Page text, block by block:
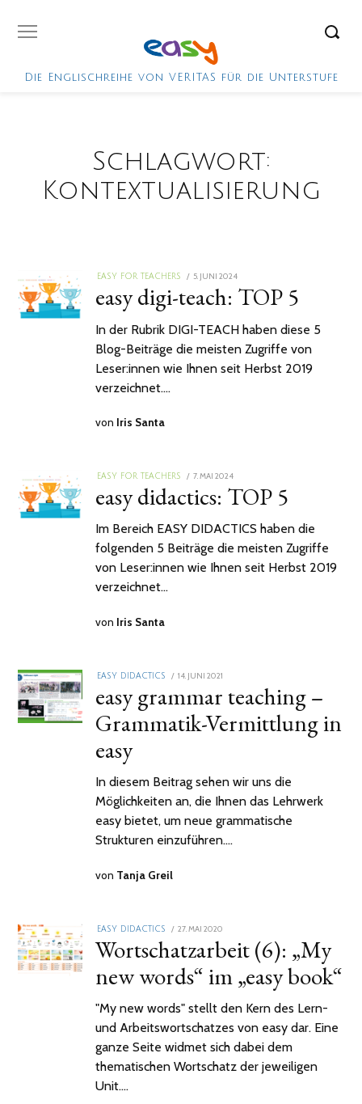
Die Englischreihe von VERITAS für die Unterstufe
Schlagwort:
Kontextualisierung
EASY FOR TEACHERS
POSTED
5. JUNI 2024
easy digi-teach: TOP 5
In der Rubrik DIGI-TEACH haben diese 5
Blog-Beiträge die meisten Zugriffe von
Leser:innen wie Ihnen seit Herbst 2019
verzeichnet.…
von Iris Santa
EASY FOR TEACHERS
POSTED
7. MAI 2024
MAI
2024
easy didactics: TOP 5
Im Bereich EASY DIDACTICS haben die
folgenden 5 Beiträge die meisten Zugriffe
von Leser:innen wie Ihnen seit Herbst 2019
verzeichnet…
von Iris Santa
EASY DIDACTICS
POSTED
14. JUNI 2021
2022
easy grammar teaching –
Grammatik-Vermittlung in
easy
In diesem Beitrag sehen wir uns die
Möglichkeiten an, die Ihnen das Lehrwerk
easy bietet, um neue grammatische
Strukturen einzuführen.…
von Tanja Greil
EASY DIDACTICS
POSTED
27. MAI 2020
FEBRUAR
2021
Wortschatzarbeit (6): „My
new words“ im „easy book“
"My new words" stellt den Kern des Lern-
und Arbeitswortschatzes von easy dar. Eine
ganze Seite widmet sich dabei dem
thematischen Wortschatz der jeweiligen
Unit.…